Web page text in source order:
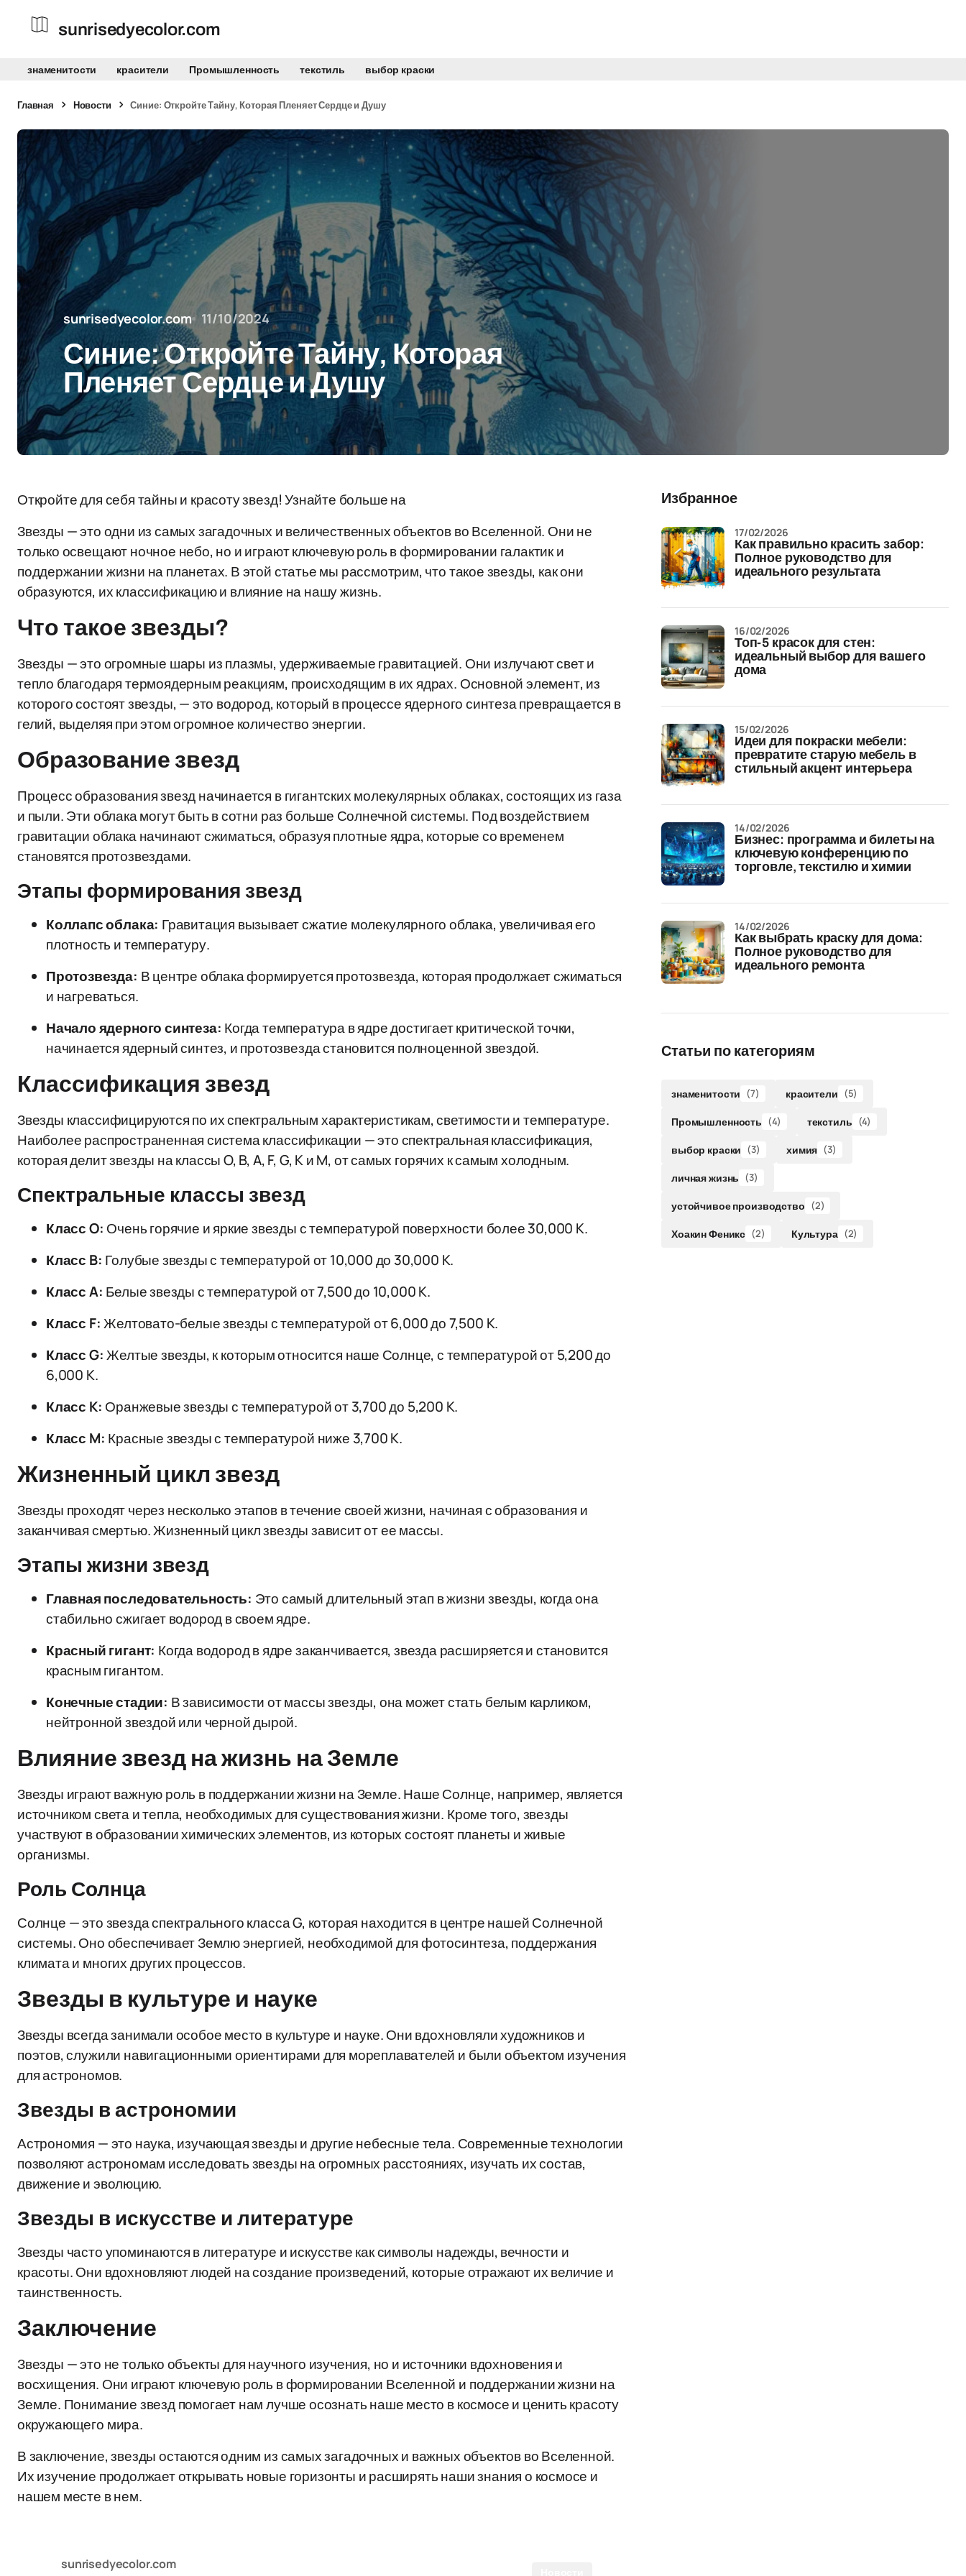
sunrisedyecolor.com
знаменитости красители Промышленность текстиль выбор краски
Главная Новости Синие: Откройте Тайну, Которая Пленяет Сердце и Душу
sunrisedyecolor.com 11/10/2024
Синие: Откройте Тайну, Которая
Пленяет Сердце и Душу
Откройте для себя тайны и красоту звезд! Узнайте больше на
Звезды — это одни из самых загадочных и величественных объектов во Вселенной. Они не
только освещают ночное небо, но и играют ключевую роль в формировании галактик и
поддержании жизни на планетах. В этой статье мы рассмотрим, что такое звезды, как они
образуются, их классификацию и влияние на нашу жизнь.
Что такое звезды?
Звезды — это огромные шары из плазмы, удерживаемые гравитацией. Они излучают свет и
тепло благодаря термоядерным реакциям, происходящим в их ядрах. Основной элемент, из
которого состоят звезды, — это водород, который в процессе ядерного синтеза превращается в
гелий, выделяя при этом огромное количество энергии.
Образование звезд
Процесс образования звезд начинается в гигантских молекулярных облаках, состоящих из газа
и пыли. Эти облака могут быть в сотни раз больше Солнечной системы. Под воздействием
гравитации облака начинают сжиматься, образуя плотные ядра, которые со временем
становятся протозвездами.
Этапы формирования звезд
Коллапс облака: Гравитация вызывает сжатие молекулярного облака, увеличивая его
плотность и температуру.
Протозвезда: В центре облака формируется протозвезда, которая продолжает сжиматься
и нагреваться.
Начало ядерного синтеза: Когда температура в ядре достигает критической точки,
начинается ядерный синтез, и протозвезда становится полноценной звездой.
Классификация звезд
Звезды классифицируются по их спектральным характеристикам, светимости и температуре.
Наиболее распространенная система классификации — это спектральная классификация,
которая делит звезды на классы O, B, A, F, G, K и M, от самых горячих к самым холодным.
Спектральные классы звезд
Класс O: Очень горячие и яркие звезды с температурой поверхности более 30,000 K.
Класс B: Голубые звезды с температурой от 10,000 до 30,000 K.
Класс A: Белые звезды с температурой от 7,500 до 10,000 K.
Класс F:Желтовато-белые звезды с температурой от 6,000 до 7,500 K.
Класс G:Желтые звезды, к которым относится наше Солнце, с температурой от 5,200 до
6,000 K.
Класс K: Оранжевые звезды с температурой от 3,700 до 5,200 K.
Класс M: Красные звезды с температурой ниже 3,700 K.
Жизненный цикл звезд
Звезды проходят через несколько этапов в течение своей жизни, начиная с образования и
заканчивая смертью. Жизненный цикл звезды зависит от ее массы.
Этапы жизни звезд
Главная последовательность: Это самый длительный этап в жизни звезды, когда она
стабильно сжигает водород в своем ядре.
Красный гигант: Когда водород в ядре заканчивается, звезда расширяется и становится
красным гигантом.
Конечные стадии: В зависимости от массы звезды, она может стать белым карликом,
нейтронной звездой или черной дырой.
Влияние звезд на жизнь на Земле
Звезды играют важную роль в поддержании жизни на Земле. Наше Солнце, например, является
источником света и тепла, необходимых для существования жизни. Кроме того, звезды
участвуют в образовании химических элементов, из которых состоят планеты и живые
организмы.
Роль Солнца
Солнце — это звезда спектрального класса G, которая находится в центре нашей Солнечной
системы. Оно обеспечивает Землю энергией, необходимой для фотосинтеза, поддержания
климата и многих других процессов.
Звезды в культуре и науке
Звезды всегда занимали особое место в культуре и науке. Они вдохновляли художников и
поэтов, служили навигационными ориентирами для мореплавателей и были объектом изучения
для астрономов.
Звезды в астрономии
Астрономия — это наука, изучающая звезды и другие небесные тела. Современные технологии
позволяют астрономам исследовать звезды на огромных расстояниях, изучать их состав,
движение и эволюцию.
Звезды в искусстве и литературе
Звезды часто упоминаются в литературе и искусстве как символы надежды, вечности и
красоты. Они вдохновляют людей на создание произведений, которые отражают их величие и
таинственность.
Заключение
Звезды — это не только объекты для научного изучения, но и источники вдохновения и
восхищения. Они играют ключевую роль в формировании Вселенной и поддержании жизни на
Земле. Понимание звезд помогает нам лучше осознать наше место в космосе и ценить красоту
окружающего мира.
В заключение, звезды остаются одним из самых загадочных и важных объектов во Вселенной.
Их изучение продолжает открывать новые горизонты и расширять наши знания о космосе и
нашем месте в нем.
sunrisedyecolor.com
Избранное
Как правильно красить забор:
Полное руководство для
идеального результата
17/02/2026
Топ-5 красок для стен:
идеальный выбор для вашего
дома
16/02/2026
Идеи для покраски мебели:
превратите старую мебель в
стильный акцент интерьера
15/02/2026
Бизнес: программа и билеты на
ключевую конференцию по
торговле, текстилю и химии
14/02/2026
Как выбрать краску для дома:
Полное руководство для
идеального ремонта
14/02/2026
Статьи по категориям
знаменитости (7) красители (5)
Промышленность (4) текстиль (4)
выбор краски (3) химия (3)
личная жизнь (3)
устойчивое производство (2)
Хоакин Феникс (2) Культура (2)